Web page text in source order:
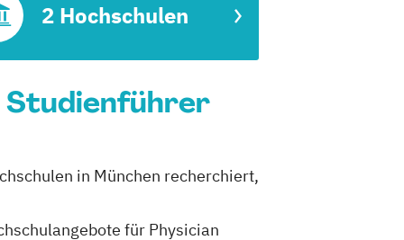
2 Hochschulen
Studienführer
in München recherchiert,
für Physician